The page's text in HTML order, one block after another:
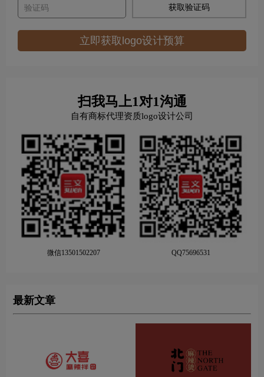
获取验证码
立即获取logo设计预算
扫我马上1对1沟通
自有商标代理资质logo设计公司
微信13501502207 QQ75696531
最新文章